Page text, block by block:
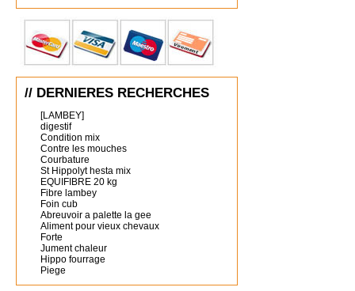
// DERNIERES RECHERCHES
[LAMBEY]
digestif
Condition mix
Contre les mouches
Courbature
St Hippolyt hesta mix
EQUIFIBRE 20 kg
Fibre lambey
Foin cub
Abreuvoir a palette la gee
Aliment pour vieux chevaux
Forte
Jument chaleur
Hippo fourrage
Piege